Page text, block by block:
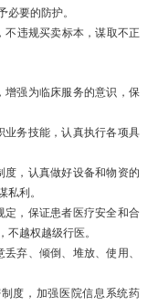
要的防护。
不违规买卖标本，谋取不正
增强为临床服务的意识，保
业务技能 ，认真执行各项具
度，认真做好设备和物资的
私利。
定，保证患者 医疗安全和合
越权越级行医。
丢弃、倾倒、堆放、使用、
度 ，加强 医院信息系统药